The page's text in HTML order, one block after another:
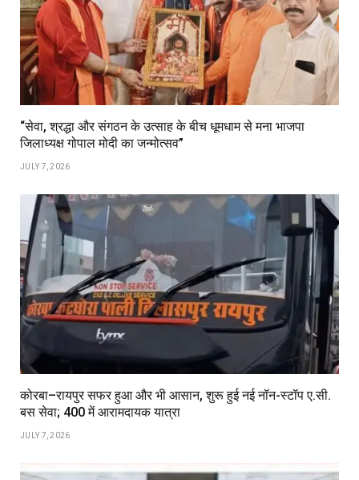
“सेवा, श्रद्धा और संगठन के उत्साह के बीच धूमधाम से मना भाजपा
जिलाध्यक्ष गोपाल मोदी का जन्मोत्सव”
JULY 7, 2026
कोरबा–रायपुर सफर हुआ और भी आसान, शुरू हुई नई नॉन-स्टॉप ए.सी.
बस सेवा; ₹400 में आरामदायक यात्रा
JULY 7, 2026